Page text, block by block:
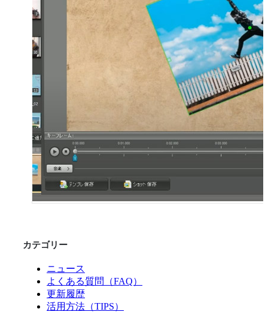
カテゴリー
ニュース
よくある質問（FAQ）
更新履歴
活用方法（TIPS）